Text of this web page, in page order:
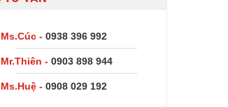
Ms.Cúc - 0938 396 992
Mr.Thiên - 0903 898 944
Ms.Huệ - 0908 029 192